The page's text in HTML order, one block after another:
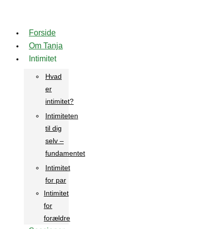
indhold
Forside
Om Tanja
Intimitet
Hvad
er
intimitet?
Intimiteten
til dig
selv –
fundamentet
Intimitet
for par
Intimitet
for
forældre